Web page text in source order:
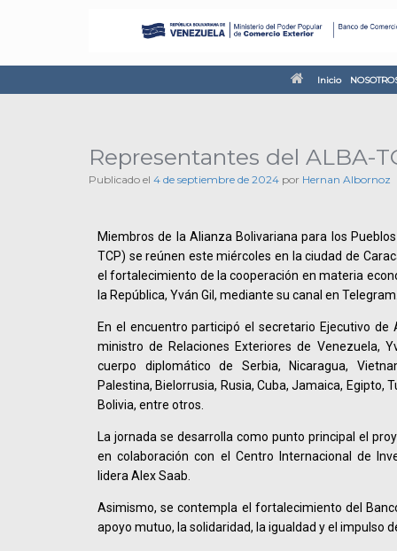
Inicio
Representantes del ALBA-
Publicado el 4 de septiembre de 2024 por Hernan Albornoz
Miembros de la Alianza Bolivariana para los
TCP) se reúnen este miércoles en la ciudad de
el fortalecimiento de la cooperación en materia
la República, Yván Gil, mediante su canal en
En el encuentro participó el secretario Ejecutivo de
ministro de Relaciones Exteriores de Venezuela,
cuerpo diplomático de Serbia, Nicaragua,
Palestina, Bielorrusia, Rusia, Cuba, Jamaica, Egipto,
Bolivia, entre otros.
La jornada se desarrolla como punto principal el
en colaboración con el Centro Internacional de
lidera Alex Saab.
Asimismo, se contempla el fortalecimiento del
apoyo mutuo, la solidaridad, la igualdad y el impulso